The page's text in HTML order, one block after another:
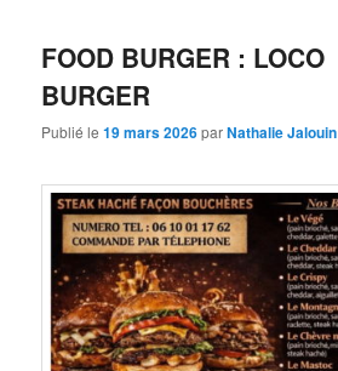
FOOD BURGER : LOCO
BURGER
Publié le19 mars 2026parNathalie Jalouin